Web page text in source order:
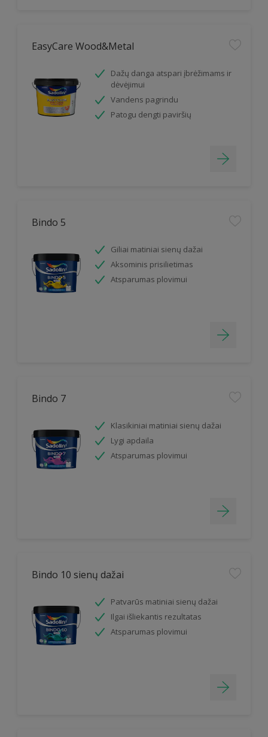
EasyCare Wood&Metal
Dažų danga atspari įbrėžimams ir
dėvėjimui
Vandens pagrindu
Patogu dengti paviršių
Bindo 5
Giliai matiniai sienų dažai
Aksominis prisilietimas
Atsparumas plovimui
Bindo 7
Klasikiniai matiniai sienų dažai
Lygi apdaila
Atsparumas plovimui
Bindo 10 sienų dažai
Patvarūs matiniai sienų dažai
Ilgai išliekantis rezultatas
Atsparumas plovimui